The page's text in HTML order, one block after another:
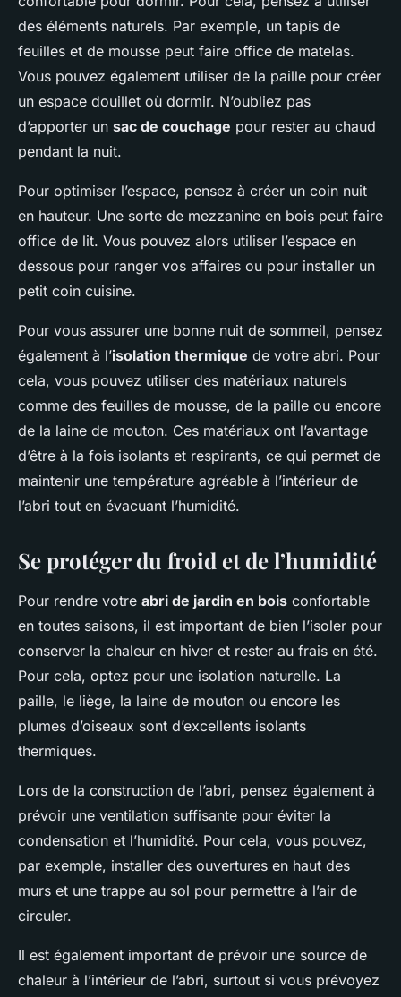
des éléments naturels. Par exemple, un tapis de
feuilles et de mousse peut faire office de matelas.
Vous pouvez également utiliser de la paille pour créer
un espace douillet où dormir. N’oubliez pas
d’apporter un sac de couchage pour rester au chaud
pendant la nuit.
Pour optimiser l’espace, pensez à créer un coin nuit
en hauteur. Une sorte de mezzanine en bois peut faire
office de lit. Vous pouvez alors utiliser l’espace en
dessous pour ranger vos affaires ou pour installer un
petit coin cuisine.
Pour vous assurer une bonne nuit de sommeil, pensez
également à l’isolation thermique de votre abri. Pour
cela, vous pouvez utiliser des matériaux naturels
comme des feuilles de mousse, de la paille ou encore
de la laine de mouton. Ces matériaux ont l’avantage
d’être à la fois isolants et respirants, ce qui permet de
maintenir une température agréable à l’intérieur de
l’abri tout en évacuant l’humidité.
Se protéger du froid et de l’humidité
Pour rendre votre abri de jardin en bois confortable
en toutes saisons, il est important de bien l’isoler pour
conserver la chaleur en hiver et rester au frais en été.
Pour cela, optez pour une isolation naturelle. La
paille, le liège, la laine de mouton ou encore les
plumes d’oiseaux sont d’excellents isolants
thermiques.
Lors de la construction de l’abri, pensez également à
prévoir une ventilation suffisante pour éviter la
condensation et l’humidité. Pour cela, vous pouvez,
par exemple, installer des ouvertures en haut des
murs et une trappe au sol pour permettre à l’air de
circuler.
Il est également important de prévoir une source de
chaleur à l’intérieur de l’abri, surtout si vous prévoyez